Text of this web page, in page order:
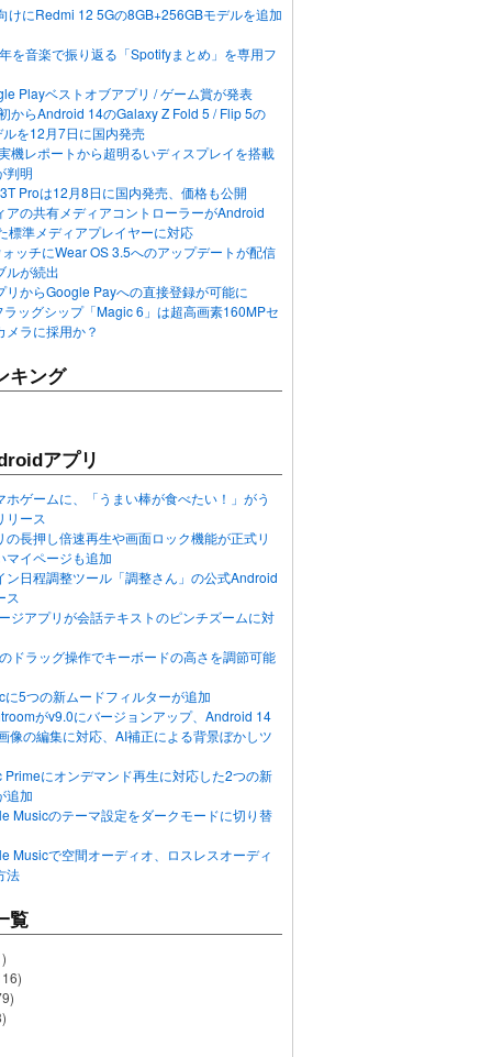
けにRedmi 12 5Gの8GB+256GBモデルを追加
を音楽で振り返る「Spotifyまとめ」を専用フ
Playベストオブアプリ / ゲーム賞が発表
からAndroid 14のGalaxy Z Fold 5 / Flip 5の
を12月7日に国内発売
機レポートから超明るいディスプレイを搭載
判明
Proは12月8日に国内発売、価格も公開
アの共有メディアコントローラーがAndroid
標準メディアプレイヤーに対応
ッチにWear OS 3.5へのアップデートが配信
ルが続出
リからGoogle Payへの直接登録が可能に
ッグシップ「Magic 6」は超高画素160MPセ
メラに採用か？
キング
アプリ
ホゲームに、「うまい棒が食べたい！」がう
リース
の長押し倍速再生や画面ロック機能が正式リ
マイページも追加
ン日程調整ツール「調整さん」の公式Android
ス
ジアプリが会話テキストのピンチズームに対
ドラッグ操作でキーボードの高さを調節可能
に5つの新ムードフィルターが追加
がv9.0にバージョンアップ、Android 14
像の編集に対応、AI補正による背景ぼかしツ
Primeにオンデマンド再生に対応した2つの新
追加
Musicのテーマ設定をダークモードに切り替
Musicで空間オーディオ、ロスレスオーディ
法
覧